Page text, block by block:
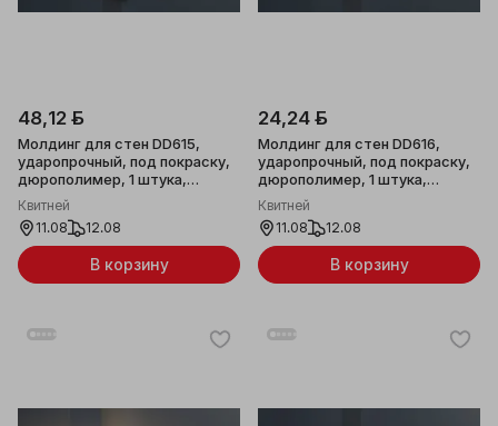
48,12 ƃ
Молдинг для стен DD615,
ударопрочный, под покраску,
дюрополимер, 1 штука,
80х25x2000мм
Квитней
11.08
12.08
В корзину
24,24 ƃ
Молдинг для стен DD616,
ударопрочный, под покраску,
дюрополимер, 1 штука,
40x25x2000мм
Квитней
11.08
12.08
В корзину